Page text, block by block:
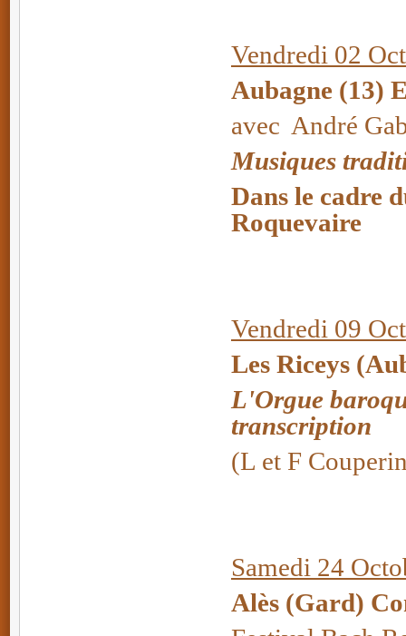
Vendredi 02
Aubagne (13)
avec André
Musiques
Dans le cadre
Roquevaire
Vendredi 09
Les Riceys
L'Orgue
transcription
(L et F
Samedi 24
Alès (Gard)